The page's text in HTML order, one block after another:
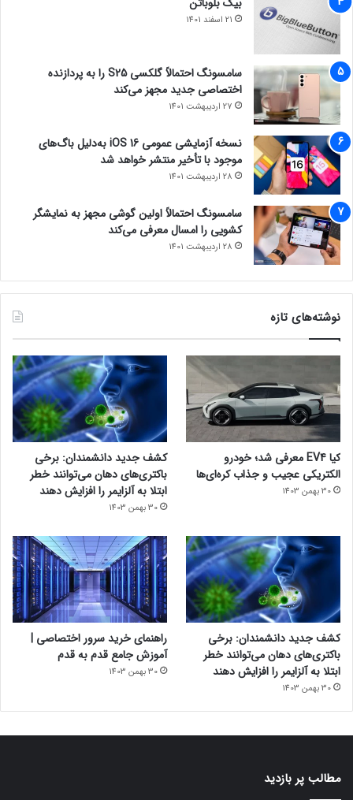
21 اسفند 1401
سامسونگ احتمالاً گلکسی S25 را به پردازنده
اختصاصی جدید مجهز می‌کند
27 اردیبهشت 1401
نسخه آزمایشی عمومی iOS 16 به‌دلیل باگ‌های
موجود با تأخیر منتشر خواهد شد
28 اردیبهشت 1401
سامسونگ احتمالاً اولین گوشی مجهز به نمایشگر
کشویی را امسال معرفی می‌کند
28 اردیبهشت 1401
نوشته‌های تازه
کیا EV4 معرفی شد؛ خودرو
الکتریکی عجیب و جذاب کره‌ای‌ها
30 بهمن 1403
کشف جدید دانشمندان: برخی
باکتری‌های دهان می‌توانند خطر
ابتلا به آلزایمر را افزایش دهند
30 بهمن 1403
کشف جدید دانشمندان: برخی
باکتری‌های دهان می‌توانند خطر
ابتلا به آلزایمر را افزایش دهند
30 بهمن 1403
راهنمای خرید سرور اختصاصی |
آموزش جامع قدم به قدم
30 بهمن 1403
مطالب پر بازدید